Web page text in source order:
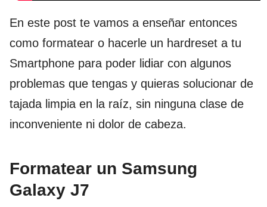
En este post te vamos a enseñar entonces
como formatear o hacerle un hardreset a tu
Smartphone para poder lidiar con algunos
problemas que tengas y quieras solucionar de
tajada limpia en la raíz, sin ninguna clase de
inconveniente ni dolor de cabeza.
Formatear un Samsung
Galaxy J7